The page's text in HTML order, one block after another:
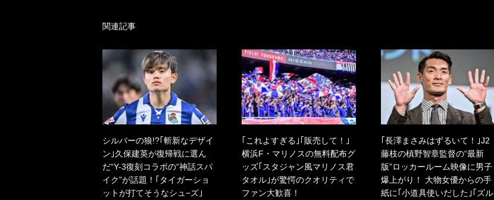
関連記事
シルバーの狼!?｢斬新なデザイ
ン｣久保建英が復帰戦に選ん
だ“Y-3復刻コラボの“神話スパ
イク”が話題！｢タイガーショ
ットが打てそうなシュ−ズ｣
｢これよすぎる｣｢販売して！｣
横浜F・マリノスの無料配布グ
ッズ｢スタジャン風マリノス君
タオル｣が驚愕のクオリティで
ファン大歓喜！
｢長澤まさみはずるいて！｣J2
藤枝の槙野智章監督の“最新
版”ロッカールーム映像に男子
爆上がり！ 大物女優からの手
紙に｢小道具使いだした｣｢ズル